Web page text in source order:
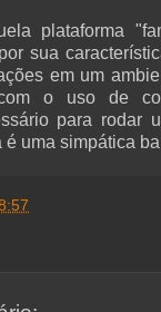
plataforma
sua
em um
o uso de
para rodar
é uma simpática